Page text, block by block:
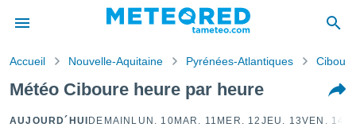
de
a
Accueil Nouvelle-Aquitaine Pyrénées-Atlantiques Ciboure
Météo Ciboure heure par heure
AUJOURD´HUI DEMAIN LUN. 10 MAR. 11 MER. 12 JEU. 13VEN. 14